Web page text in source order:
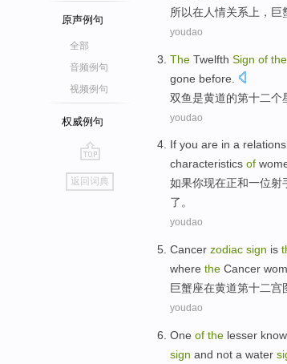
原声例句
全部
音频例句
视频例句
权威例句
go
top
返回词典
所以在人情关系 上，
youdao
The Twelfth Sign of the
gone before.
双鱼是黄道的第十二个
youdao
If you are in a
characteristics of
如果你现在正和一位射
了。
youdao
Cancer zodiac sign is
where the Cancer
巨蟹座在黄道第十二宫
youdao
One of the lesser
sign and not a water